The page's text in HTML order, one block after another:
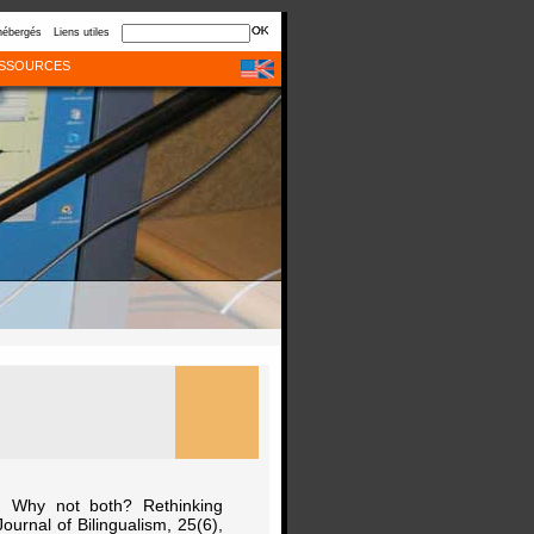
Liens utiles
Why not both? Rethinking
of Bilingualism, 25(6),